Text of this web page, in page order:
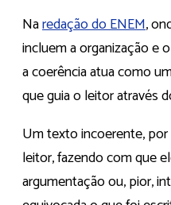
Naredação do ENEM,
incluem a organização e
a coerência atua como
que guia o leitor através
Um texto incoerente,
leitor, fazendo com que
argumentação ou, pior,